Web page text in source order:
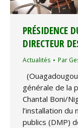
PRÉSIDENCE
DIRECTEUR
Actualités Par
générale de la
Chantal Boni/
l’installation du
publics (DMP)